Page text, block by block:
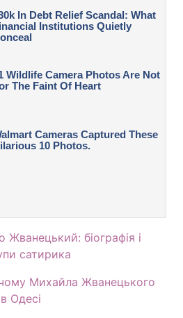
біографія і
сатирика
Михайла Жванецького
Одесі